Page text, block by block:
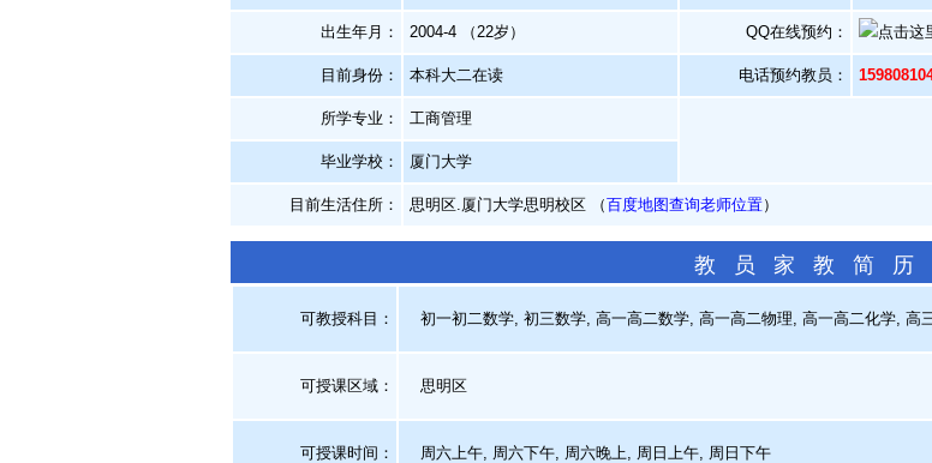
出生年月： 2004-4 （22岁） QQ在线预约：
目前身份： 本科大二在读 电话预约教员：
所学专业： 工商管理
毕业学校： 厦门大学
目前生活住所： 思明区.厦门大学思明校区 （百度地图查询老师位置）
教 员 家 教 简 历
可教授科目： 初一初二数学, 初三数学, 高一高二数学, 高一高二物理, 高一高二化学, 高
可授课区域： 思明区
可授课时间： 周六上午, 周六下午, 周六晚上, 周日上午, 周日下午